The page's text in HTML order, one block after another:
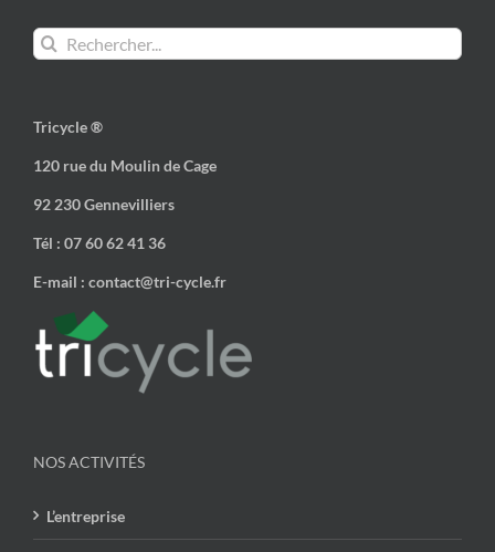
Rechercher:
Tricycle ®
120 rue du Moulin de Cage
92 230 Gennevilliers
Tél : 07 60 62 41 36
E-mail : contact@tri-cycle.fr
NOS ACTIVITÉS
L’entreprise